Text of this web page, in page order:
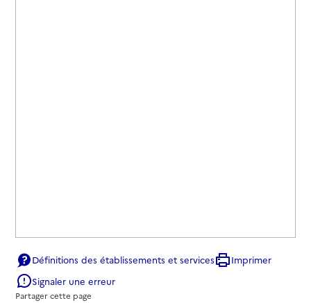
Définitions des établissements et services
Imprimer
Signaler une erreur
Partager cette page